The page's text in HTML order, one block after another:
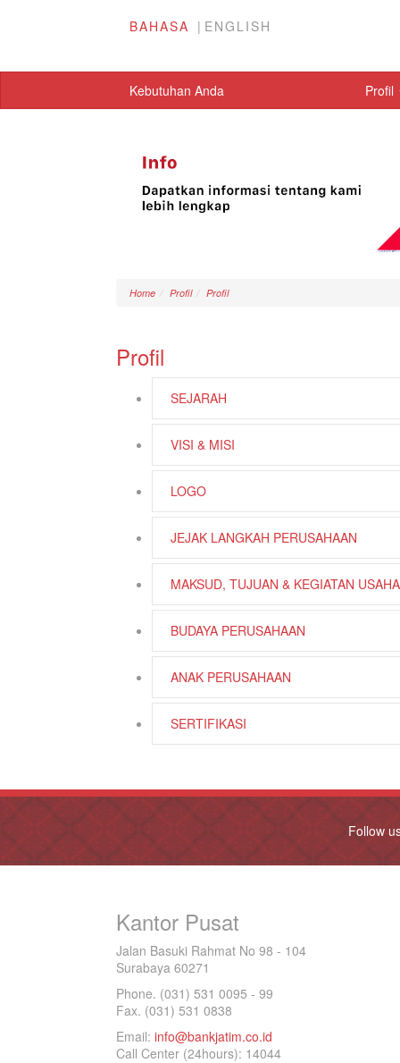
BAHASA ENGLISH
Kebutuhan Anda Profil
Home Profil Profil
Profil
SEJARAH
VISI & MISI
LOGO
JEJAK LANGKAH PERUSAHAAN
MAKSUD, TUJUAN & KEGIATAN USAHA
BUDAYA PERUSAHAAN
ANAK PERUSAHAAN
SERTIFIKASI
Follow
Kantor Pusat
Jalan Basuki Rahmat No 98 - 104
Surabaya 60271
Phone. (031) 531 0095 - 99
Fax. (031) 531 0838
Email: info@bankjatim.co.id
Call Center (24hours): 14044